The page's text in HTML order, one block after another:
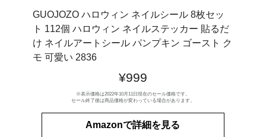
GUOJOZO ハロウィン ネイルシール 8枚セッ
ト 112個 ハロウィン ネイルステッカー 貼るだ
け ネイルアートシール パンプキン ゴースト ク
モ 可愛い 2836
¥999
※表示価格は2022年10月11日現在のセール価格です。
セール終了後は商品価格が変わっている場合があります。
Amazonで詳細を見る